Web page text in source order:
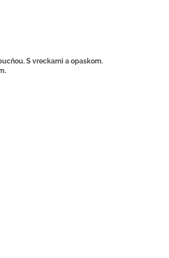
S vreckami a opaskom.